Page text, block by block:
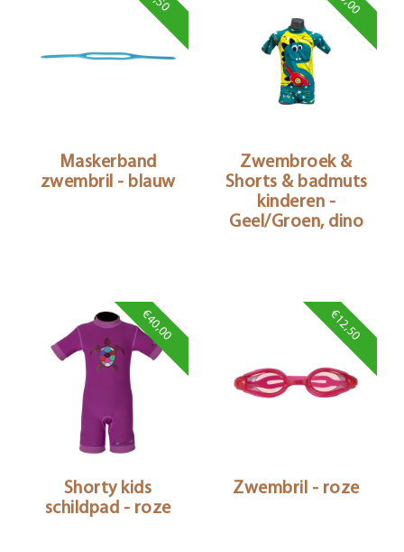
Maskerband
zwembril - blauw
Zwembroek &
Shorts & badmuts
kinderen -
Geel/Groen, dino
€40,00
Shorty kids
schildpad - roze
€12,50
Zwembril - roze